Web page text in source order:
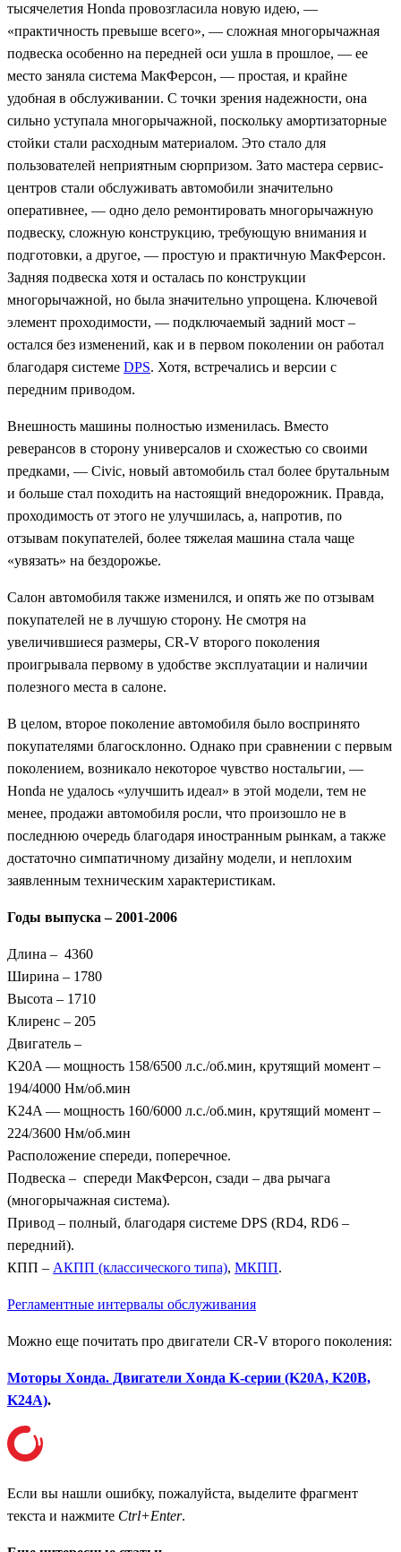
тысячелетия Honda провозгласила новую идею, —
«практичность превыше всего», — сложная многорычажная
подвеска особенно на передней оси ушла в прошлое, — ее
место заняла система МакФерсон, — простая, и крайне
удобная в обслуживании. С точки зрения надежности, она
сильно уступала многорычажной, поскольку амортизаторные
стойки стали расходным материалом. Это стало для
пользователей неприятным сюрпризом. Зато мастера сервис-
центров стали обслуживать автомобили значительно
оперативнее, — одно дело ремонтировать многорычажную
подвеску, сложную конструкцию, требующую внимания и
подготовки, а другое, — простую и практичную МакФерсон.
Задняя подвеска хотя и осталась по конструкции
многорычажной, но была значительно упрощена. Ключевой
элемент проходимости, — подключаемый задний мост –
остался без изменений, как и в первом поколении он работал
благодаря системе DPS. Хотя, встречались и версии с
передним приводом.
Внешность машины полностью изменилась. Вместо
реверансов в сторону универсалов и схожестью со своими
предками, — Civic, новый автомобиль стал более брутальным
и больше стал походить на настоящий внедорожник. Правда,
проходимость от этого не улучшилась, а, напротив, по
отзывам покупателей, более тяжелая машина стала чаще
«увязать» на бездорожье.
Салон автомобиля также изменился, и опять же по отзывам
покупателей не в лучшую сторону. Не смотря на
увеличившиеся размеры, CR-V второго поколения
проигрывала первому в удобстве эксплуатации и наличии
полезного места в салоне.
В целом, второе поколение автомобиля было воспринято
покупателями благосклонно. Однако при сравнении с первым
поколением, возникало некоторое чувство ностальгии, —
Honda не удалось «улучшить идеал» в этой модели, тем не
менее, продажи автомобиля росли, что произошло не в
последнюю очередь благодаря иностранным рынкам, а также
достаточно симпатичному дизайну модели, и неплохим
заявленным техническим характеристикам.
Годы выпуска – 2001-2006
Длина – 4360
Ширина – 1780
Высота – 1710
Клиренс – 205
Двигатель –
K20A — мощность 158/6500 л.с./об.мин, крутящий момент –
194/4000 Нм/об.мин
K24A — мощность 160/6000 л.с./об.мин, крутящий момент –
224/3600 Нм/об.мин
Расположение спереди, поперечное.
Подвеска – спереди МакФерсон, сзади – два рычага
(многорычажная система).
Привод – полный, благодаря системе DPS (RD4, RD6 –
передний).
КПП – АКПП (классического типа), МКПП.
Регламентные интервалы обслуживания
Можно еще почитать про двигатели CR-V второго поколения:
Моторы Хонда. Двигатели Хонда K-серии (K20A, K20B,
K24A).
Если вы нашли ошибку, пожалуйста, выделите фрагмент
текста и нажмите Ctrl+Enter.